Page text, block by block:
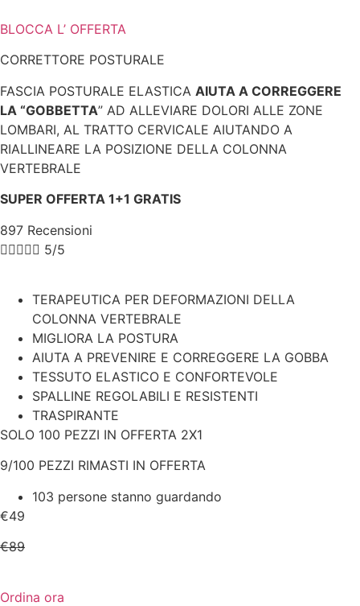
BLOCCA L’ OFFERTA
CORRETTORE POSTURALE
FASCIA POSTURALE ELASTICA AIUTA A CORREGGERE
LA “GOBBETTA” AD ALLEVIARE DOLORI ALLE ZONE
LOMBARI, AL TRATTO CERVICALE AIUTANDO A
RIALLINEARE LA POSIZIONE DELLA COLONNA
VERTEBRALE
SUPER OFFERTA 1+1 GRATIS
897 Recensioni
 5/5
TERAPEUTICA PER DEFORMAZIONI DELLA
COLONNA VERTEBRALE
MIGLIORA LA POSTURA
AIUTA A PREVENIRE E CORREGGERE LA GOBBA
TESSUTO ELASTICO E CONFORTEVOLE
SPALLINE REGOLABILI E RESISTENTI
TRASPIRANTE
SOLO 100 PEZZI IN OFFERTA 2X1
9/100 PEZZI RIMASTI IN OFFERTA
103 persone stanno guardando
€49
€89
Ordina ora